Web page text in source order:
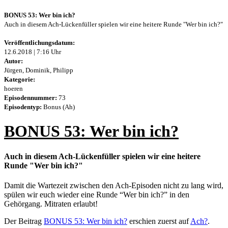
BONUS 53: Wer bin ich?
Auch in diesem Ach-Lückenfüller spielen wir eine heitere Runde "Wer bin ich?"
Veröffentlichungsdatum:
12.6.2018 | 7:16 Uhr
Autor:
Jürgen, Dominik, Philipp
Kategorie:
hoeren
Episodennummer: 73
Episodentyp: Bonus (Ah)
BONUS 53: Wer bin ich?
Auch in diesem Ach-Lückenfüller spielen wir eine heitere
Runde "Wer bin ich?"
Damit die Wartezeit zwischen den Ach-Episoden nicht zu lang wird,
spülen wir euch wieder eine Runde “Wer bin ich?” in den
Gehörgang. Mitraten erlaubt!
Der Beitrag BONUS 53: Wer bin ich? erschien zuerst aufAch?.